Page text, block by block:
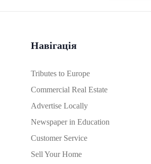
Навігація
Tributes to Europe
Commercial Real Estate
Advertise Locally
Newspaper in Education
Customer Service
Sell Your Home